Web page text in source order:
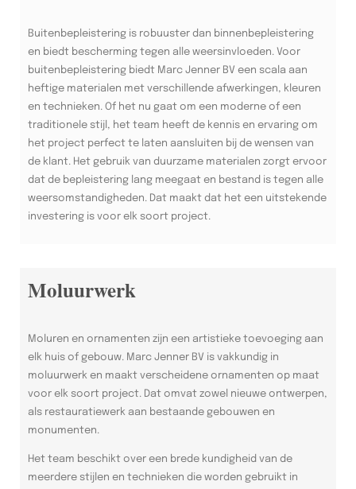
Buitenbepleistering is robuuster dan binnenbepleistering
en biedt bescherming tegen alle weersinvloeden. Voor
buitenbepleistering biedt Marc Jenner BV een scala aan
heftige materialen met verschillende afwerkingen, kleuren
en technieken. Of het nu gaat om een moderne of een
traditionele stijl, het team heeft de kennis en ervaring om
het project perfect te laten aansluiten bij de wensen van
de klant. Het gebruik van duurzame materialen zorgt ervoor
dat de bepleistering lang meegaat en bestand is tegen alle
weersomstandigheden. Dat maakt dat het een uitstekende
investering is voor elk soort project.
Moluurwerk
Moluren en ornamenten zijn een artistieke toevoeging aan
elk huis of gebouw. Marc Jenner BV is vakkundig in
moluurwerk en maakt verscheidene ornamenten op maat
voor elk soort project. Dat omvat zowel nieuwe ontwerpen,
als restauratiewerk aan bestaande gebouwen en
monumenten.
Het team beschikt over een brede kundigheid van de
meerdere stijlen en technieken die worden gebruikt in